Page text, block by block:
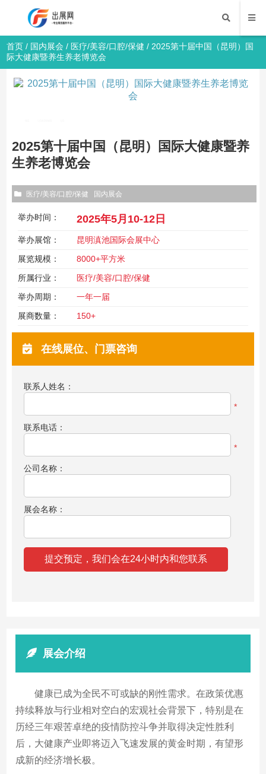
首页 / 国内展会 / 医疗/美容/口腔/保健 / 2025第十届中国（昆明）国
际大健康暨养生养老博览会
2025第十届中国（昆明）国际大健康暨养
生养老博览会
医疗/美容/口腔/保健 国内展会
举办时间： 2025年5月10-12日
举办展馆：
昆明滇池国际会展中心
展览规模：
8000+平方米
所属行业：
医疗/美容/口腔/保健
举办周期：
一年一届
展商数量：
150+
在线展位、门票咨询
联系人姓名：
*
联系电话：
*
公司名称：
展会名称：
展会介绍
健康已成为全民不可或缺的刚性需求。在政策优惠
持续释放与行业相对空白的宏观社会背景下，特别是在
历经三年艰苦卓绝的疫情防控斗争并取得决定性胜利
后，大健康产业即将迈入飞速发展的黄金时期，有望形
成新的经济增长极。